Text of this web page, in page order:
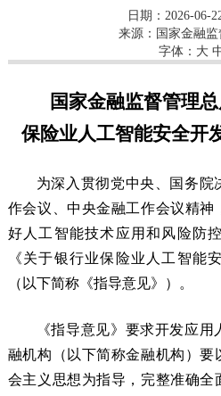
日期：2026-06-
来源： 国家金融
字体： 大
国家金融监督管理
保险业人工智能安全开
为深入贯彻党中央、国务院
作会议、中央金融工作会议精神
好人工智能技术应用和风险防
《关于银行业保险业人工智能
（以下简称《指导意见》）。
《指导意见》要求开发应
融机构（以下简称金融机构）要
会主义思想为指导，完整准确全